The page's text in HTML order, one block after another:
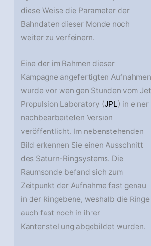
diese Weise die Parameter der
Bahndaten dieser Monde noch
weiter zu verfeinern.
Eine der im Rahmen dieser
Kampagne angefertigten Aufnahmen
wurde vor wenigen Stunden vom Jet
Propulsion Laboratory (JPL) in einer
nachbearbeiteten Version
veröffentlicht. Im nebenstehenden
Bild erkennen Sie einen Ausschnitt
des Saturn-Ringsystems. Die
Raumsonde befand sich zum
Zeitpunkt der Aufnahme fast genau
in der Ringebene, weshalb die Ringe
auch fast noch in ihrer
Kantenstellung abgebildet wurden.